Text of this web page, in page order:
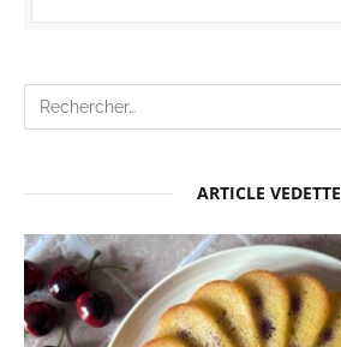
ARTICLE VEDETTE